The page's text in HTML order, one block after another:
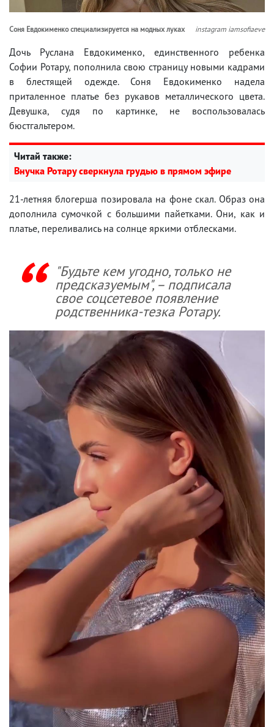
Соня Евдокименко специализируется на модных луках instagram iamsofiaeve
Дочь Руслана Евдокименко, единственного ребенка
Софии Ротару, пополнила свою страницу новыми кадрами
в блестящей одежде. Соня Евдокименко надела
приталенное платье без рукавов металлического цвета.
Девушка, судя по картинке, не воспользовалась
бюстгальтером.
Читай также:
Внучка Ротару сверкнула грудью в прямом эфире
21-летняя блогерша позировала на фоне скал. Образ она
дополнила сумочкой с большими пайетками. Они, как и
платье, переливались на солнце яркими отблесками.
"Будьте кем угодно, только не
предсказуемым", – подписала
свое соцсетевое появление
родственника-тезка Ротару.